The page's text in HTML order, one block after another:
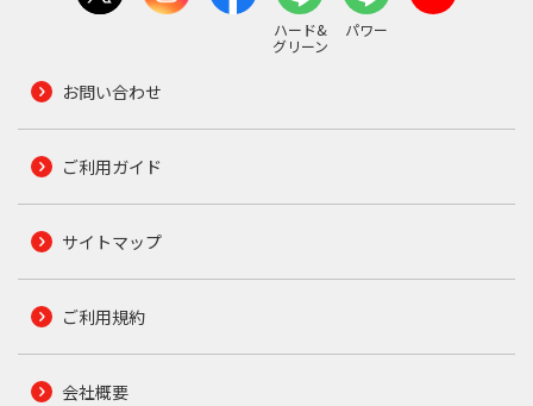
ハード&
グリーン
パワー
お問い合わせ
ご利用ガイド
サイトマップ
ご利用規約
会社概要